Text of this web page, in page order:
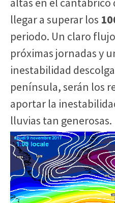
llegar a superar los
periodo. Un claro
próximas jornadas y
inestabilidad
península, serán los
aportar la
lluvias tan generosas.